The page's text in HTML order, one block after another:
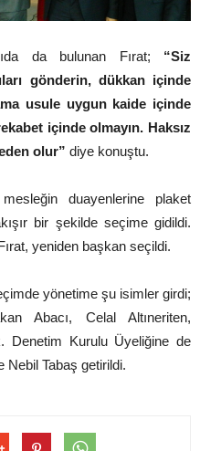
da bulunan Fırat; “Siz
gönderin, dükkan içinde
usule uygun kaide içinde
içinde olmayın. Haksız
olur” diye konuştu.
duayenlerine plaket
bir şekilde seçime gidildi.
yeniden başkan seçildi.
yönetime şu isimler girdi;
Abacı, Celal Altıneriten,
Denetim Kurulu Üyeliğine de
Nebil Tabaş getirildi.